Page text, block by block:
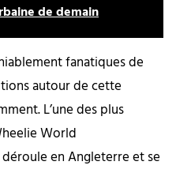
de demain
fanatiques de
autour de cette
L’une des plus
World
en Angleterre et se